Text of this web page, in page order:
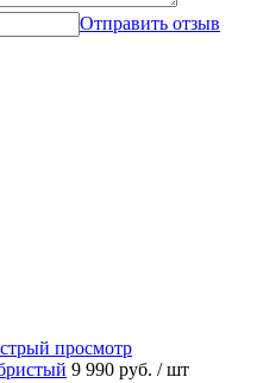
Отправить отзыв
просмотр
9 990 руб. / шт